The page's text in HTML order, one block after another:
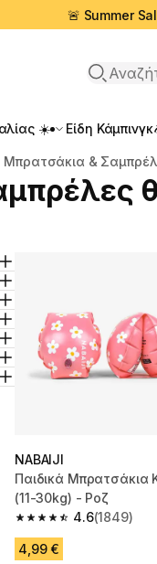
🚨 Summer
☀️ Είδη
Μπρατσάκια &
NABAIJI
Παιδικά Μπρατσάκια
(11-30kg) - Ροζ
4.6
4.6 out of 5 stars from
(1849)
4,99 €